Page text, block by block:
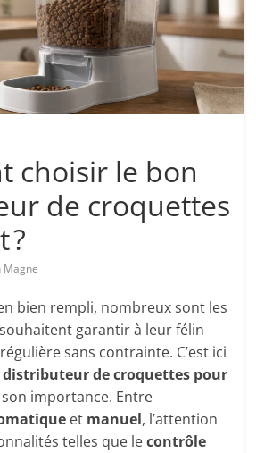
choisir le bon
de croquettes
?
Magne
bien rempli, nombreux sont les
garantir à leur félin
sans contrainte. C’est ici
distributeur de croquettes pour
importance. Entre
et manuel, l’attention
telles que lecontrôle